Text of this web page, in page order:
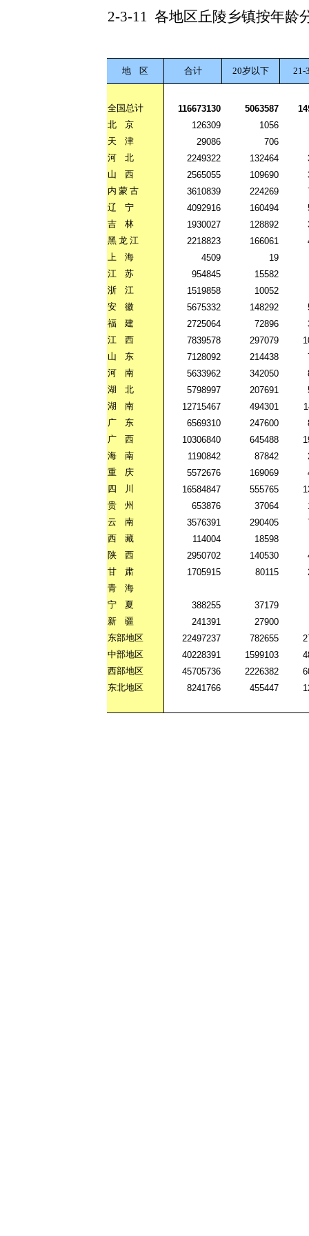
2-3-11 各地区丘陵乡镇按年龄
地 区 合计 20岁以下 21-
全国总计 116673130 5063587
北
京 126309
1056
天
津 29086
706
河
北 2249322 132464
山
西 2565055 109690
内 蒙 古 3610839 224269
辽
宁 4092916 160494
吉
林 1930027 128892
黑 龙 江 2218823 166061
上
海 4509
19
江
苏 954845
15582
浙
江 1519858
10052
安
徽 5675332 148292
福
建 2725064 72896
江
西 7839578 297079
山
东 7128092 214438
河
南 5633962 342050
湖
北 5798997 207691
湖
南 12715467 494301
广
东 6569310 247600
广
西 10306840 645488
海
南 1190842 87842
重
庆 5572676 169069
四
川 16584847 555765
贵
州 653876 37064
云
南 3576391 290405
西
藏 114004
18598
陕
西 2950702 140530
甘
肃 1705915 80115
青
海
宁
夏 388255
37179
新
疆 241391
27900
东部地区
22497237 782655
中部地区
40228391 1599103
西部地区
45705736 2226382
东北地区
8241766 455447